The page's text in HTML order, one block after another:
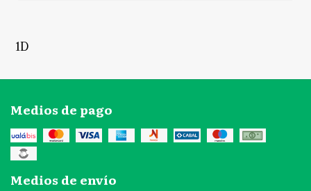
1D
Medios de pago
Medios de envío